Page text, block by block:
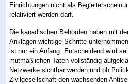
Einrichtungen nicht als
relativiert werden darf.
Die kanadischen Behörden haben mit
Anklagen wichtige Schritte
ist nur ein Anfang. Entscheidend wird
mutmaßlichen Taten vollständig
Netzwerke sichtbar werden und ob
Zivilgesellschaft den wachsenden